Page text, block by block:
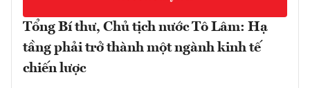
Tổng Bí thư, Chủ tịch nước Tô Lâm: Hạ
tầng phải trở thành một ngành kinh tế
chiến lược